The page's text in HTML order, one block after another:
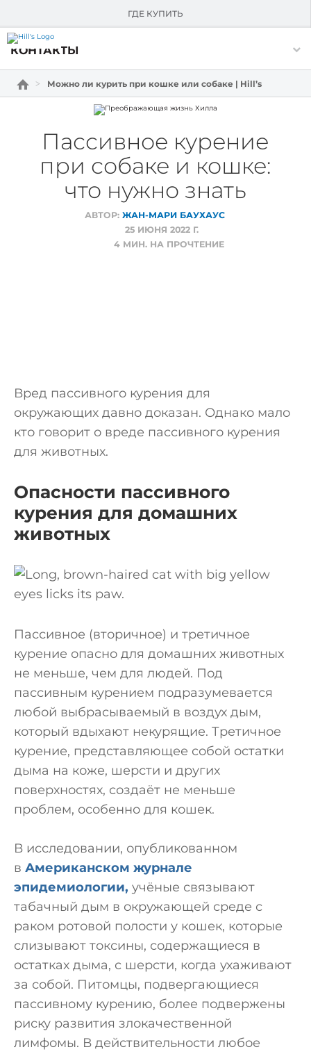
ГДЕ КУПИТЬ
КОНТАКТЫ
Можно ли курить при кошке или собаке | Hill’s
Пассивное курение
при собаке и кошке:
что нужно знать
АВТОР: ЖАН-МАРИ БАУХАУС
25 ИЮНЯ 2022 Г.
4 МИН. НА ПРОЧТЕНИЕ
Вред пассивного курения для
окружающих давно доказан. Однако мало
кто говорит о вреде пассивного курения
для животных.
Опасности пассивного
курения для домашних
животных
Пассивное (вторичное) и третичное
курение опасно для домашних животных
не меньше, чем для людей. Под
пассивным курением подразумевается
любой выбрасываемый в воздух дым,
который вдыхают некурящие. Третичное
курение, представляющее собой остатки
дыма на коже, шерсти и других
поверхностях, создаёт не меньше
проблем, особенно для кошек.
В исследовании, опубликованном
в Американском журнале
эпидемиологии, учёные связывают
табачный дым в окружающей среде с
раком ротовой полости у кошек, которые
слизывают токсины, содержащиеся в
остатках дыма, с шерсти, когда ухаживают
за собой. Питомцы, подвергающиеся
пассивному курению, более подвержены
риску развития злокачественной
лимфомы. В действительности любое